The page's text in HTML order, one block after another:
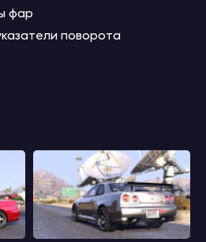
фар
поворота